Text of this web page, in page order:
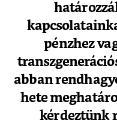
pénzhez
abban
hete
kérdeztünk